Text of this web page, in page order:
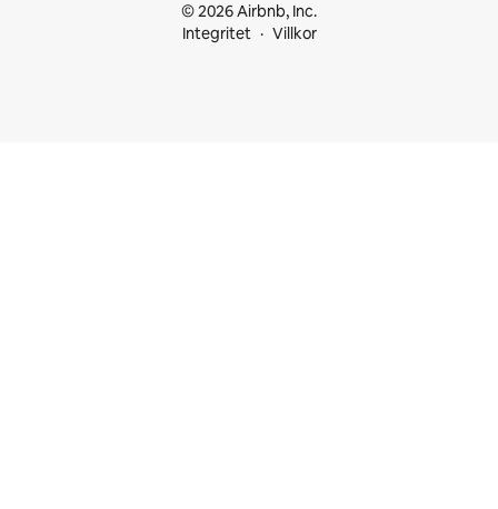
© 2026 Airbnb, Inc.
Integritet
Villkor